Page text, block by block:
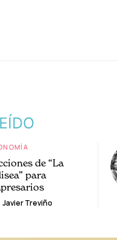
de “La
para
Javier Treviño